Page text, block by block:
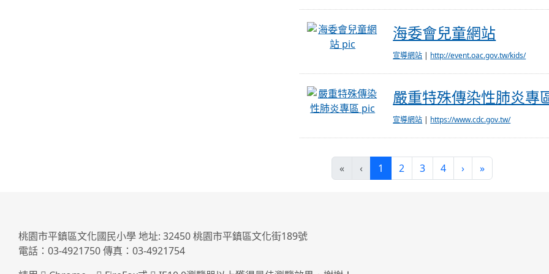
海委會兒童網站
海委會兒童網站
宣導網站 | http://event.oac.gov.tw/kids/
嚴重特殊傳染性肺炎專區
嚴重特殊傳染性肺炎專
宣導網站 | https://www.cdc.gov.tw/
« ‹ 1 (current)
2 3 4 › »
桃園市平鎮區文化國民小學 地址: 32450 桃園市平鎮區文化街189號
電話：03-4921750 傳真：03-4921754